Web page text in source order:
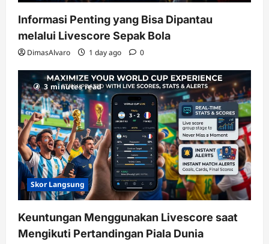
Informasi Penting yang Bisa Dipantau
melalui Livescore Sepak Bola
DimasAlvaro 1 day ago 0
3 minutes read
Skor Langsung
Keuntungan Menggunakan Livescore saat
Mengikuti Pertandingan Piala Dunia